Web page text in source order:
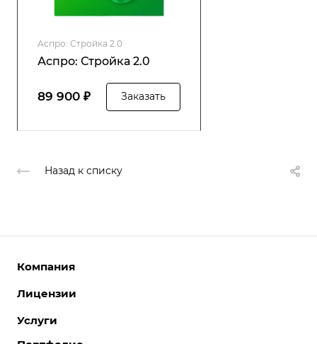
Аспро: Стройка 2.0
Аспро: Стройка 2.0
89 900 ₽ Заказать
Назад к списку
Компания
О компании
Лицензии
Интернет-магазины
Корпоративные сайты
Услуги